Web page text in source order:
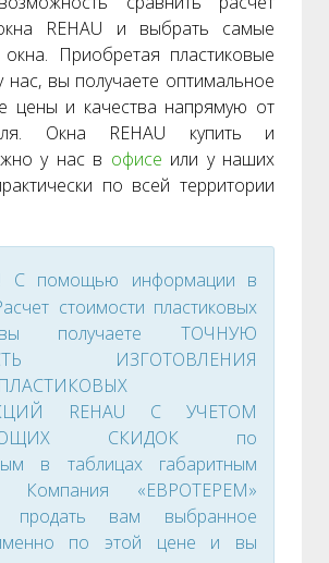
REHAU и выбрать самые
Приобретая пластиковые
нас, вы получаете оптимальное
цены и качества напрямую от
Окна REHAU купить и
у нас в офисе или у наших
по всей территории
С помощью информации в
стоимости пластиковых
получаете ТОЧНУЮ
ИЗГОТОВЛЕНИЯ
REHAU С УЧЕТОМ
СКИДОК по
в таблицах габаритным
Компания «ЕВРОТЕРЕМ»
продать вам выбранное
по этой цене и вы